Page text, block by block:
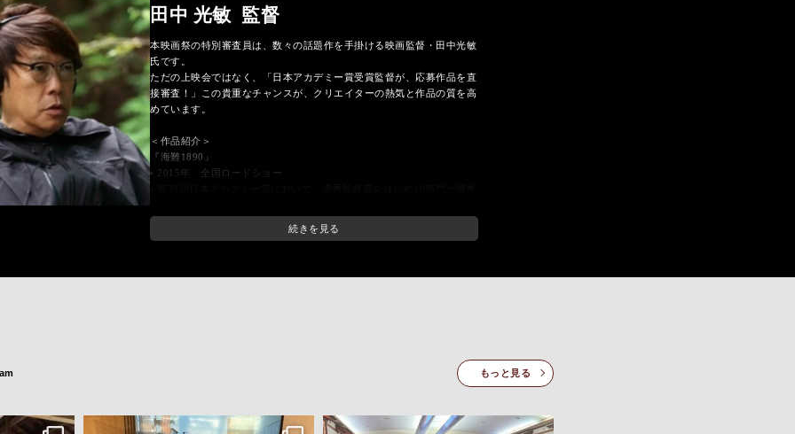
田中 光敏 監督
本映画祭の特別審査員は、数々の話題作を手掛ける映画監督・田中光敏
氏です。
ただの上映会ではなく、「日本アカデミー賞受賞監督が、応募作品を直
接審査！」この貴重なチャンスが、クリエイターの熱気と作品の質を高
めています。
＜作品紹介＞
『海難1890』
• 2015年 全国ロードショー
『サクラサク』
秀賞受賞
もっと見る